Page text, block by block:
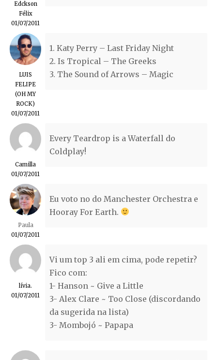
Edckson
Félix
01/07/2011
LUIS
FELIPE
(OH MY
ROCK)
01/07/2011
1. Katy Perry – Last Friday Night
2. Is Tropical – The Greeks
3. The Sound of Arrows – Magic
Camilla
01/07/2011
Every Teardrop is a Waterfall do
Coldplay!
Paula
01/07/2011
Eu voto no do Manchester Orchestra e
Hooray For Earth.
lívia.
01/07/2011
Vi um top 3 ali em cima, pode repetir?
Fico com:
1- Hanson ~ Give a Little
3- Alex Clare ~ Too Close (discordando
da sugerida na lista)
3- Mombojó ~ Papapa